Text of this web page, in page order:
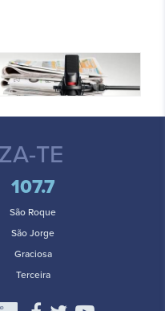
TE
107.7
São Roque
São Jorge
Graciosa
Terceira